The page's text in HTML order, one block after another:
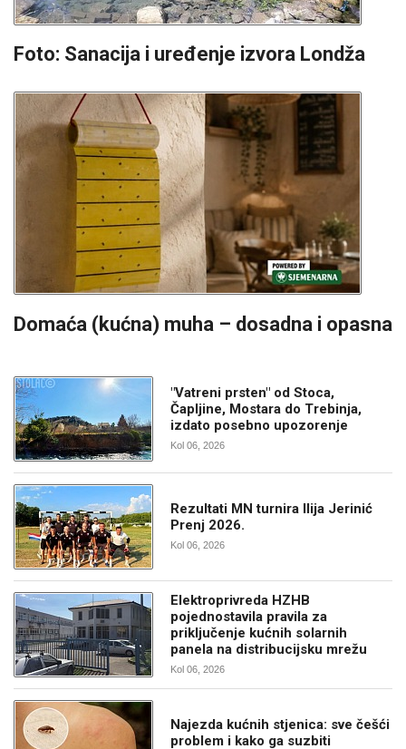
Foto: Sanacija i uređenje izvora Londža
Domaća (kućna) muha – dosadna i opasna
"Vatreni prsten" od Stoca,
Čapljine, Mostara do Trebinja,
izdato posebno upozorenje
Kol 06, 2026
Rezultati MN turnira Ilija Jerinić
Prenj 2026.
Kol 06, 2026
Elektroprivreda HZHB
pojednostavila pravila za
priključenje kućnih solarnih
panela na distribucijsku mrežu
Kol 06, 2026
Najezda kućnih stjenica: sve češći
problem i kako ga suzbiti